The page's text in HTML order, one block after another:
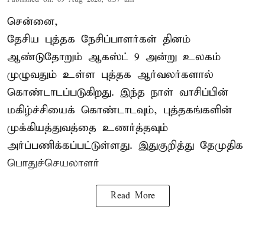
சென்னை,
தேசிய புத்தக நேசிப்பாளர்கள் தினம்
ஆண்டுதோறும் ஆகஸ்ட் 9 அன்று உலகம்
முழுவதும் உள்ள புத்தக ஆர்வலர்களால்
கொண்டாடப்படுகிறது. இந்த நாள் வாசிப்பின்
மகிழ்ச்சியைக் கொண்டாடவும், புத்தகங்களின்
முக்கியத்துவத்தை உணர்த்தவும்
அர்ப்பணிக்கப்பட்டுள்ளது. இதுகுறித்து தேமுதிக
பொதுச்செயலாளர்
Read More